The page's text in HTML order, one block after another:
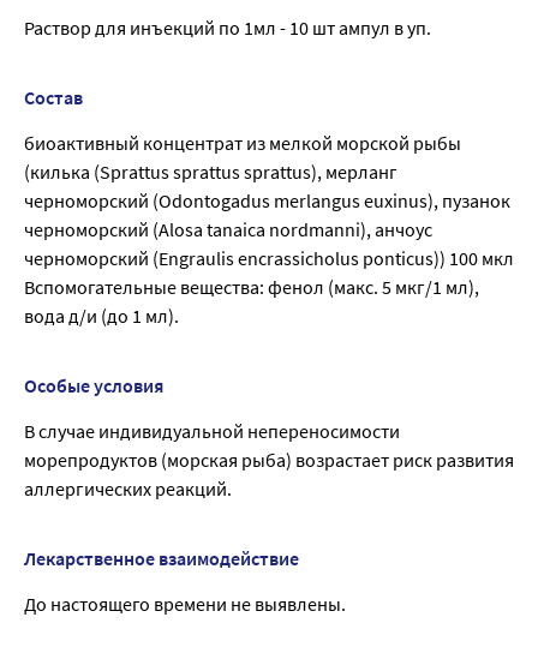
Раствор для инъекций по 1мл - 10 шт ампул в уп.
Состав
биоактивный концентрат из мелкой морской рыбы
(килька (Sprattus sprattus sprattus), мерланг
черноморский (Odontogadus merlangus euxinus), пузанок
черноморский (Alosa tanaica nordmanni), анчоус
черноморский (Engraulis encrassicholus ponticus)) 100 мкл
Вспомогательные вещества: фенол (макс. 5 мкг/1 мл),
вода д/и (до 1 мл).
Особые условия
В случае индивидуальной непереносимости
морепродуктов (морская рыба) возрастает риск развития
аллергических реакций.
Лекарственное взаимодействие
До настоящего времени не выявлены.